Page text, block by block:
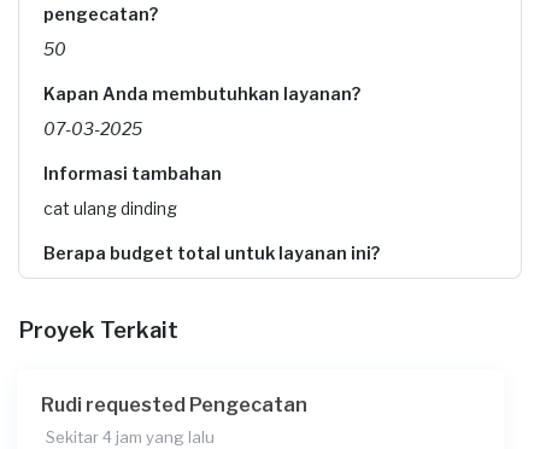
pengecatan?
50
Kapan Anda membutuhkan layanan?
07-03-2025
Informasi tambahan
cat ulang dinding
Berapa budget total untuk layanan ini?
Konsumen ini menggunakan
Proyek Terkait
Rudi requested Pengecatan
Sekitar 4 jam yang lalu